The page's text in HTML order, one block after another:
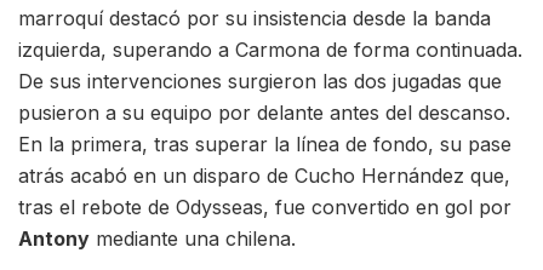
marroquí destacó por su insistencia desde la banda
izquierda, superando a Carmona de forma continuada.
De sus intervenciones surgieron las dos jugadas que
pusieron a su equipo por delante antes del descanso.
En la primera, tras superar la línea de fondo, su pase
atrás acabó en un disparo de Cucho Hernández que,
tras el rebote de Odysseas, fue convertido en gol por
Antony mediante una chilena.